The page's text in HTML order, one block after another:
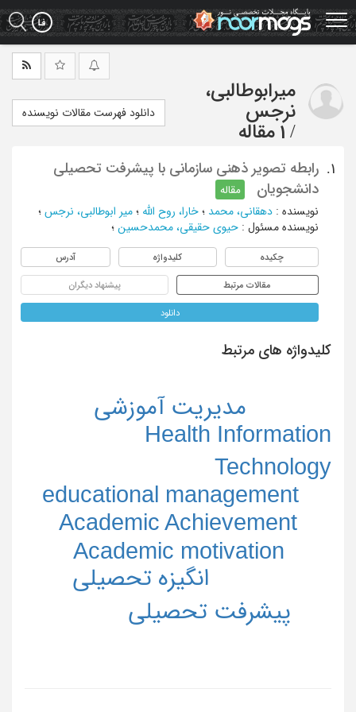
Skip
to
main
میرابوطالبی،
نرجس
/ 1 مقاله
دانلود فهرست مقالات نویسنده
1.
رابطه تصویر ذهنی سازمانی با پیشرفت تحصیلی
دانشجویان
مقاله
نویسنده : دهقانی، محمد ؛ خارا، روح الله ؛ میر ابوطالبی، نرجس ؛
نویسنده مسئول : حیوی حقیقی، محمدحسین ؛
چکیده کلیدواژه آدرس
مقالات مرتبط پیشنهاد دیگران
دانلود
کلیدواژه های مرتبط
Academic Achievement
Academic motivation
educational management
Health Information
Technology
انگیزه تحصیلی
پیشرفت تحصیلی
مدیریت آموزشی